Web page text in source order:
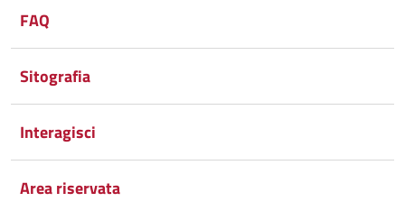
FAQ
Sitografia
Interagisci
Area riservata